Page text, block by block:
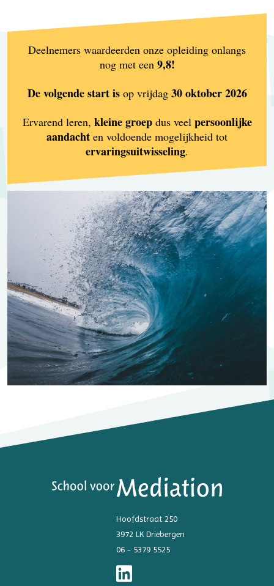
Deelnemers waardeerden onze opleiding onlangs
nog met een 9,8!
De volgende start isop vrijdag 30 oktober 2026
Ervarend leren, kleine groepdus veel persoonlijke
aandacht en voldoende mogelijkheid tot
ervaringsuitwisseling.
Hoofdstraat 250
3972 LK Driebergen
06 - 5379 5525